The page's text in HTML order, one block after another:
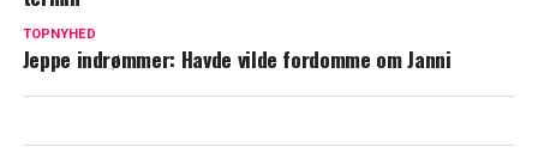
TOPNYHED
Jeppe indrømmer: Havde vilde fordomme om Janni